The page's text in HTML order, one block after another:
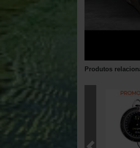
Produtos